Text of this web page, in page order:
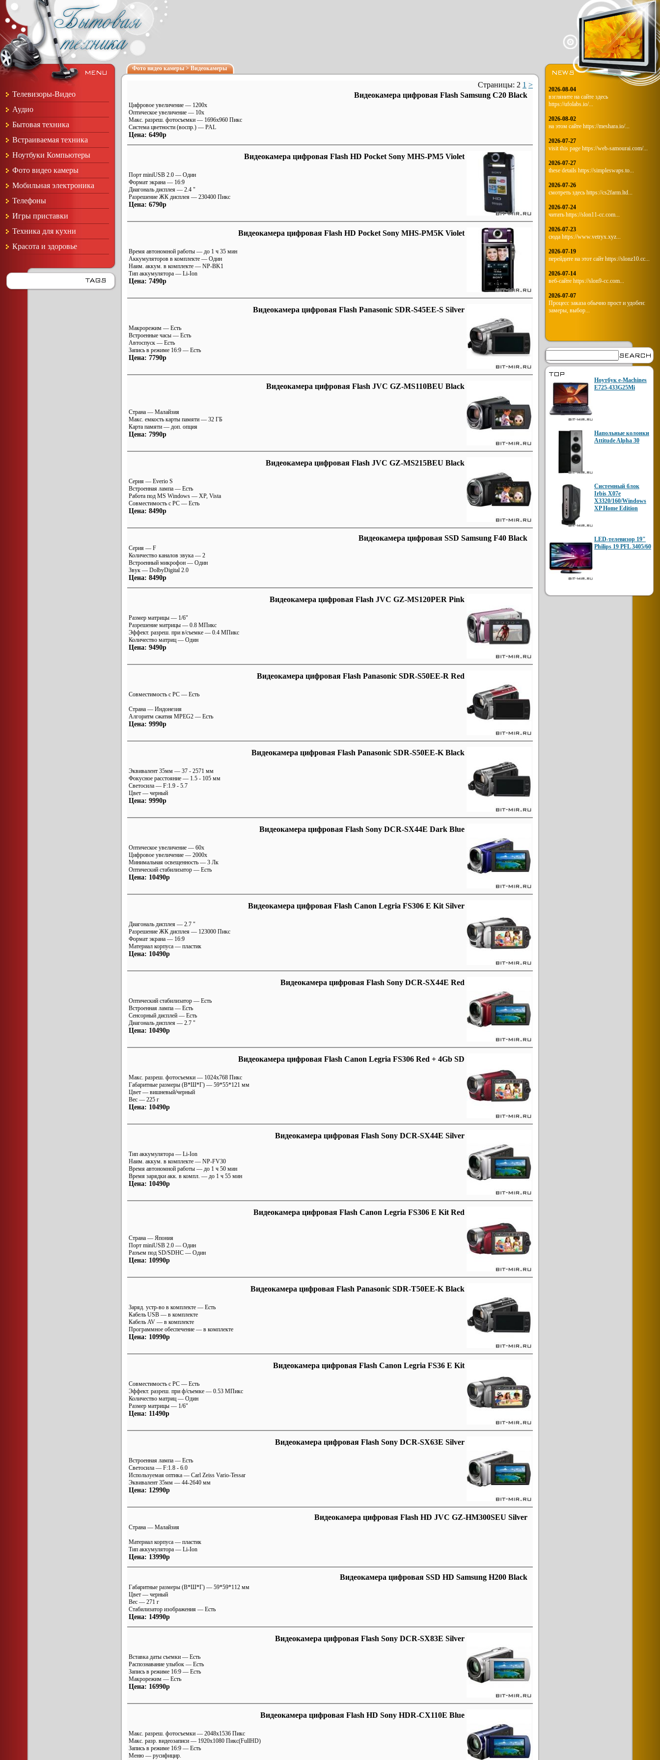
Телевизоры-Видео
Аудио
Бытовая техника
Встраиваемая техника
Ноутбуки Компьютеры
Фото видео камеры
Мобильная электроника
Телефоны
Игры приставки
Техника для кухни
Красота и здоровье
Фото видео камеры>Видеокамеры
Страницы: 2 1 >
Видеокамера цифровая Flash Samsung C20 Black
Цифровое увеличение — 1200x
Оптическое увеличение — 10x
Макс. разреш. фотосъемки — 1696x960 Пикс
Система цветности (воспр.) — PAL
Цена: 6490р
Видеокамера цифровая Flash HD Pocket Sony MHS-PM5 Violet
Порт miniUSB 2.0 — Один
Формат экрана — 16:9
Диагональ дисплея — 2.4 "
Разрешение ЖК дисплея — 230400 Пикс
Цена: 6790р
Видеокамера цифровая Flash HD Pocket Sony MHS-PM5K Violet
Время автономной работы — до 1 ч 35 мин
Аккумуляторов в комплекте — Один
Наим. аккум. в комплекте — NP-BK1
Тип аккумулятора — Li-Ion
Цена: 7490р
Видеокамера цифровая Flash Panasonic SDR-S45EE-S Silver
Макрорежим — Есть
Встроенные часы — Есть
Автоспуск — Есть
Запись в режиме 16:9 — Есть
Цена: 7790р
Видеокамера цифровая Flash JVC GZ-MS110BEU Black
Страна — Малайзия
Макс. емкость карты памяти — 32 ГБ
Карта памяти — доп. опция
Цена: 7990р
Видеокамера цифровая Flash JVC GZ-MS215BEU Black
Серия — Everio S
Встроенная лампа — Есть
Работа под MS Windows — XP, Vista
Совместимость с PC — Есть
Цена: 8490р
Видеокамера цифровая SSD Samsung F40 Black
Серия — F
Количество каналов звука — 2
Встроенный микрофон — Один
Звук — DolbyDigital 2.0
Цена: 8490р
Видеокамера цифровая Flash JVC GZ-MS120PER Pink
Размер матрицы — 1/6"
Разрешение матрицы — 0.8 МПикс
Эффект. разреш. при в/съемке — 0.4 МПикс
Количество матриц — Один
Цена: 9490р
Видеокамера цифровая Flash Panasonic SDR-S50EE-R Red
Совместимость с PC — Есть
Страна — Индонезия
Алгоритм сжатия MPEG2 — Есть
Цена: 9990р
Видеокамера цифровая Flash Panasonic SDR-S50EE-K Black
Эквивалент 35мм — 37 - 2571 мм
Фокусное расстояние — 1.5 - 105 мм
Светосила — F:1.9 - 5.7
Цвет — черный
Цена: 9990р
Видеокамера цифровая Flash Sony DCR-SX44E Dark Blue
Оптическое увеличение — 60x
Цифровое увеличение — 2000x
Минимальная освещенность — 3 Лк
Оптический стабилизатор — Есть
Цена: 10490р
Видеокамера цифровая Flash Canon Legria FS306 E Kit Silver
Диагональ дисплея — 2.7 "
Разрешение ЖК дисплея — 123000 Пикс
Формат экрана — 16:9
Материал корпуса — пластик
Цена: 10490р
Видеокамера цифровая Flash Sony DCR-SX44E Red
Оптический стабилизатор — Есть
Встроенная лампа — Есть
Сенсорный дисплей — Есть
Диагональ дисплея — 2.7 "
Цена: 10490р
Видеокамера цифровая Flash Canon Legria FS306 Red + 4Gb SD
Макс. разреш. фотосъемки — 1024x768 Пикс
Габаритные размеры (В*Ш*Г) — 59*55*121 мм
Цвет — вишневый/черный
Вес — 225 г
Цена: 10490р
Видеокамера цифровая Flash Sony DCR-SX44E Silver
Тип аккумулятора — Li-Ion
Наим. аккум. в комплекте — NP-FV30
Время автономной работы — до 1 ч 50 мин
Время зарядки акк. в компл. — до 1 ч 55 мин
Цена: 10490р
Видеокамера цифровая Flash Canon Legria FS306 E Kit Red
Страна — Япония
Порт miniUSB 2.0 — Один
Разъем под SD/SDHC — Один
Цена: 10990р
Видеокамера цифровая Flash Panasonic SDR-T50EE-K Black
Заряд. устр-во в комплекте — Есть
Кабель USB — в комплекте
Кабель AV — в комплекте
Программное обеспечение — в комплекте
Цена: 10990р
Видеокамера цифровая Flash Canon Legria FS36 E Kit
Совместимость с PC — Есть
Эффект. разреш. при ф/съемке — 0.53 МПикс
Количество матриц — Один
Размер матрицы — 1/6"
Цена: 11490р
Видеокамера цифровая Flash Sony DCR-SX63E Silver
Встроенная лампа — Есть
Светосила — F:1.8 - 6.0
Используемая оптика — Carl Zeiss Vario-Tessar
Эквивалент 35мм — 44-2640 мм
Цена: 12990р
Видеокамера цифровая Flash HD JVC GZ-HM300SEU Silver
Страна — Малайзия
Материал корпуса — пластик
Тип аккумулятора — Li-Ion
Цена: 13990р
Видеокамера цифровая SSD HD Samsung H200 Black
Габаритные размеры (В*Ш*Г) — 59*59*112 мм
Цвет — черный
Вес — 271 г
Стабилизатор изображения — Есть
Цена: 14990р
Видеокамера цифровая Flash Sony DCR-SX83E Silver
Вставка даты съемки — Есть
Распознавание улыбок — Есть
Запись в режиме 16:9 — Есть
Макрорежим — Есть
Цена: 16990р
Видеокамера цифровая Flash HD Sony HDR-CX110E Blue
Макс. разреш. фотосъемки — 2048x1536 Пикс
Макс. разр. видеозаписи — 1920x1080 Пикс(FullHD)
Запись в режиме 16:9 — Есть
Меню — русифицир.
2026-08-04
взгляните на сайте здесь
https://ufolabs.io/...
2026-08-02
на этом сайте https://meshara.io/...
2026-07-27
visit this page https://web-samourai.com/...
2026-07-27
these details https://simpleswaps.to...
2026-07-26
смотреть здесь https://cs2farm.ltd...
2026-07-24
читать https://slon11-cc.com...
2026-07-23
сюда https://www.vetryx.xyz...
2026-07-19
перейдите на этот сайт https://slonz10.cc...
2026-07-14
веб-сайте https://slon9-cc.com...
2026-07-07
Процесс заказа обычно прост и удобен:
замеры, выбор...
Ноутбук e-Machines
E725-433G25Mi
Напольные колонки
Attitude Alpha 30
Системный блок
Irbis X07e
X3320/160/Windows
XP Home Edition
LED-телевизор 19"
Philips 19 PFL 3405/60